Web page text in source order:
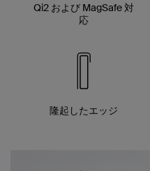
Qi2 および MagSafe 対
応
隆起したエッジ